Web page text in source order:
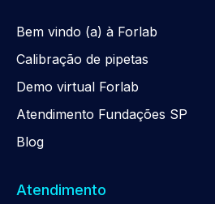
Bem vindo (a) à Forlab
Calibração de pipetas
Demo virtual Forlab
Atendimento Fundações SP
Blog
Atendimento